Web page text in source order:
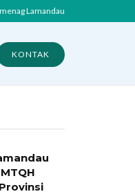
Lamandau
KONTAK